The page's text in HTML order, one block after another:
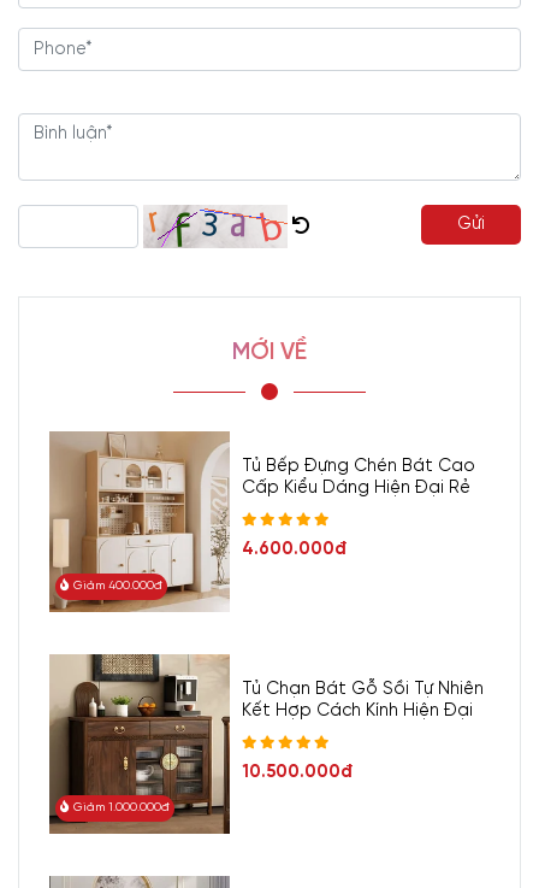
Gửi
MỚI VỀ
Giảm 400.000đ
Tủ Bếp Đựng Chén Bát Cao
Cấp Kiểu Dáng Hiện Đại Rẻ
4.600.000đ
Giảm 1.000.000đ
Tủ Chạn Bát Gỗ Sồi Tự Nhiên
Kết Hợp Cách Kính Hiện Đại
10.500.000đ